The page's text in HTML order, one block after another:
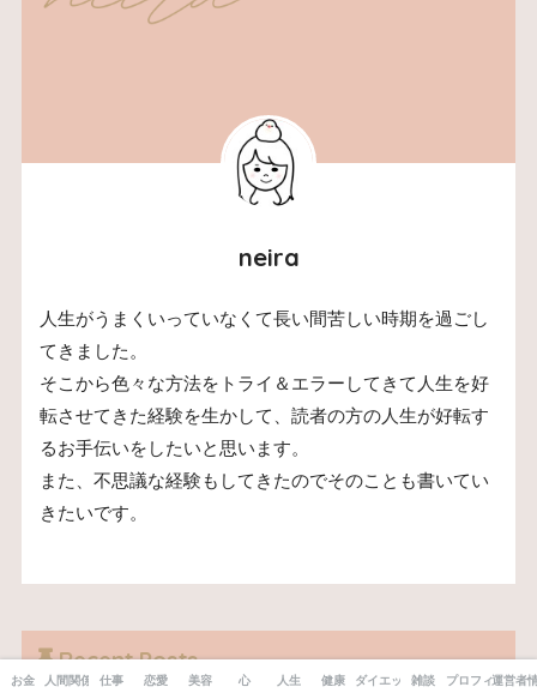
neira
人生がうまくいっていなくて長い間苦しい時期を過ごし
てきました。
そこから色々な方法をトライ＆エラーしてきて人生を好
転させてきた経験を生かして、読者の方の人生が好転す
るお手伝いをしたいと思います。
また、不思議な経験もしてきたのでそのことも書いてい
きたいです。
Recent Posts
お金 人間関係 仕事 恋愛 美容 心 人生 健康 ダイエット雑談 プロフィール
運営者